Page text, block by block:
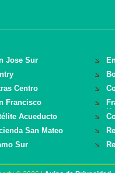
Jose Sur
Centro
Francisco
Acueducto
San Mateo
Sur